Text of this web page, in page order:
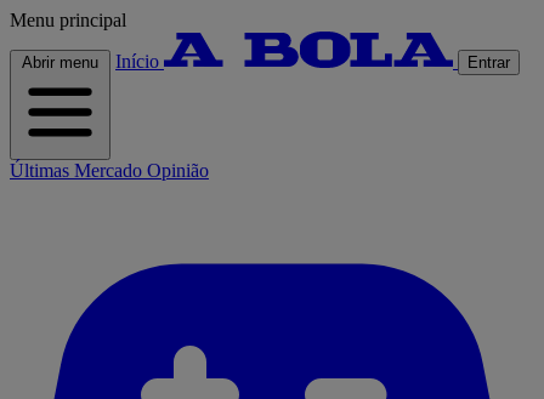
Menu principal
Abrir menu Início Entrar
Últimas Mercado Opinião